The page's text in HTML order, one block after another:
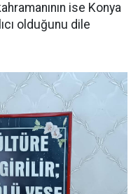
ise Konya
olduğunu dile